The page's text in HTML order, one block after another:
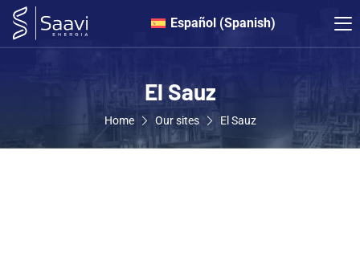
Español (Spanish)
El Sauz
Home Our sites El Sauz